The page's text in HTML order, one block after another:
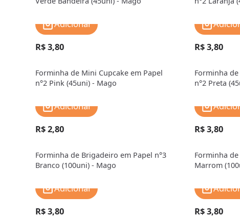
R$ 3,80
Forminha de Mini Cupcake em Papel
n°2 Pink (45uni) - Mago
Adicionar
R$ 3,80
Forminha
n°2 Preta
R$ 2,80
Forminha de Brigadeiro em Papel n°3
Branco (100uni) - Mago
Adicionar
R$ 3,80
Forminha
Marrom
R$ 3,80
Adicionar
R$ 3,80